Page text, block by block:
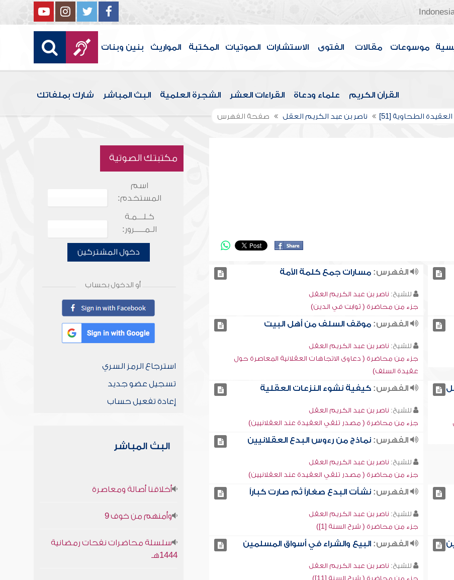
موسوعات مقالات الفتوى الاستشارات الصوتيات المكتبة المواريث بنين وبنات
القرآن الكريم علماء ودعاة القراءات العشر الشجرة العلمية البث المباشر شارك بملفاتك
الطحاوية [51] ناصر بن عبد الكريم العقل صفحة الفهرس
الفهرس: مسارات جمع كلمة الأمة
للشيخ: ناصر بن عبد الكريم العقل
جزء من محاضرة ( ثوابت في الدين)
الفهرس: موقف السلف من أهل البيت
للشيخ: ناصر بن عبد الكريم العقل
جزء من محاضرة ( دعاوى الاتجاهات العقلانية المعاصرة حول
عقيدة السلف)
الفهرس: كيفية نشوء النزعات العقلية
للشيخ: ناصر بن عبد الكريم العقل
جزء من محاضرة ( مصدر تلقي العقيدة عند العقلانيين)
الفهرس: نماذج من رءوس البدع العقلانيين
للشيخ: ناصر بن عبد الكريم العقل
جزء من محاضرة ( مصدر تلقي العقيدة عند العقلانيين)
الفهرس: نشأت البدع صغاراً ثم صارت كباراً
للشيخ: ناصر بن عبد الكريم العقل
جزء من محاضرة ( شرح السنة [1])
الفهرس: البيع والشراء في أسواق المسلمين
للشيخ: ناصر بن عبد الكريم العقل
جزء من محاضرة ( شرح السنة [11])
مكتبتك الصوتية
اسم
المستخدم:
كـلـــمـة
الـمـــــرور:
دخول المشتركين
أو الدخول بحساب
استرجاع الرمز السري
تسجيل عضو جديد
إعادة تفعيل حساب
البث المباشر
أخلاقنا أصالة ومعاصرة
وأمنهم من خوف 9
سلسلة محاضرات نفحات رمضانية
1444هـ